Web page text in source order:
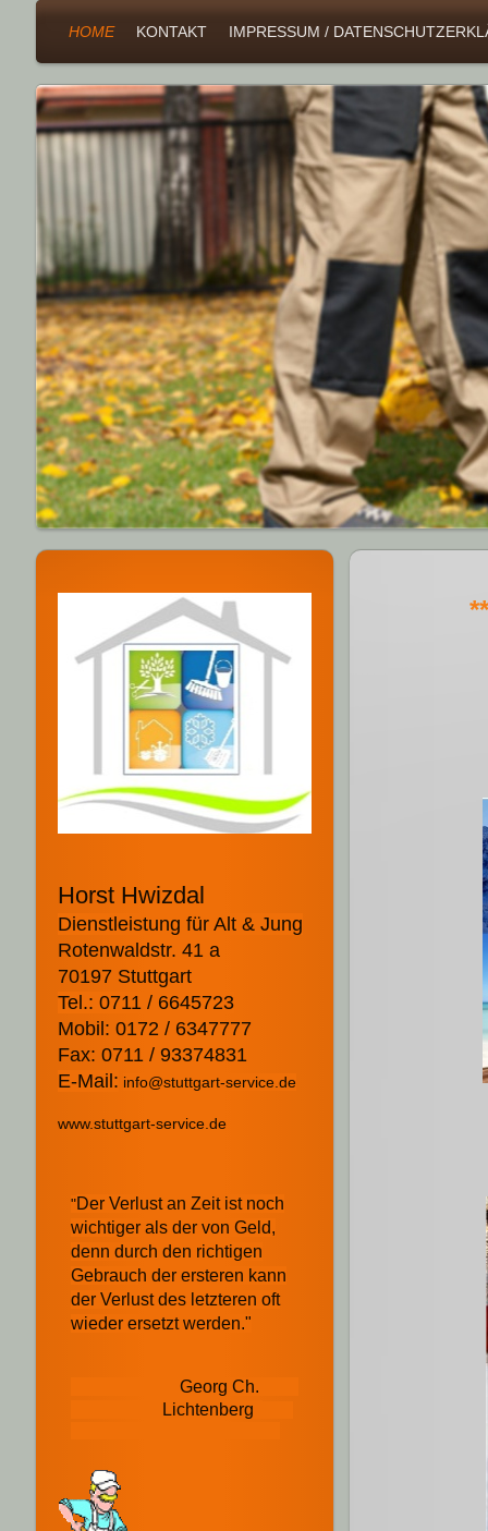
HOME KONTAKT IMPRESSUM /
Horst Hwizdal
Dienstleistung für Alt & Jung
Rotenwaldstr. 41 a
70197 Stuttgart
Tel.: 0711 / 6645723
Mobil: 0172 / 6347777
Fax: 0711 / 93374831
E-Mail: info@stuttgart-service.de
www.stuttgart-service.de
"Der Verlust an Zeit ist noch
wichtiger als der von Geld,
denn durch den richtigen
Gebrauch der ersteren kann
der Verlust des letzteren oft
wieder ersetzt werden."
Georg Ch.
Lichtenberg